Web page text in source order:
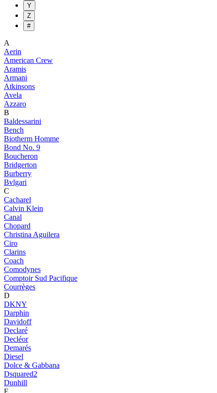
Y
Z
#
A
Aerin
American Crew
Aramis
Armani
Atkinsons
Avela
Azzaro
B
Baldessarini
Bench
Biotherm Homme
Bond No. 9
Boucheron
Bridgerton
Burberry
Bvlgari
C
Cacharel
Calvin Klein
Canal
Chopard
Christina Aguilera
Ciro
Clarins
Coach
Comodynes
Comptoir Sud Pacifique
Courrèges
D
DKNY
Darphin
Davidoff
Declaré
Decléor
Demarés
Diesel
Dolce & Gabbana
Dsquared2
Dunhill
E